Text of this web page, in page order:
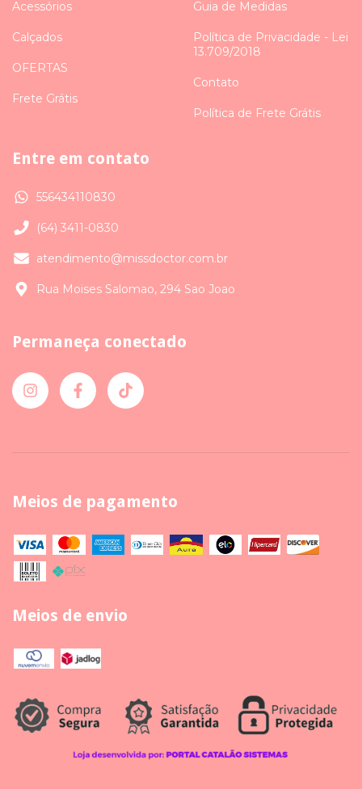
Acessórios
Calçados
OFERTAS
Frete Grátis
Guia de Medidas
Política de Privacidade - Lei
13.709/2018
Contato
Política de Frete Grátis
Entre em contato
556434110830
(64) 3411-0830
atendimento@missdoctor.com.br
Rua Moises Salomao, 294 Sao Joao
Permaneça conectado
Meios de pagamento
Meios de envio